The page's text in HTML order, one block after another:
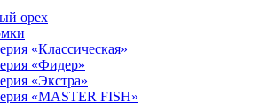
орех
«Классическая»
«Фидер»
«Экстра»
«MASTER FISH»